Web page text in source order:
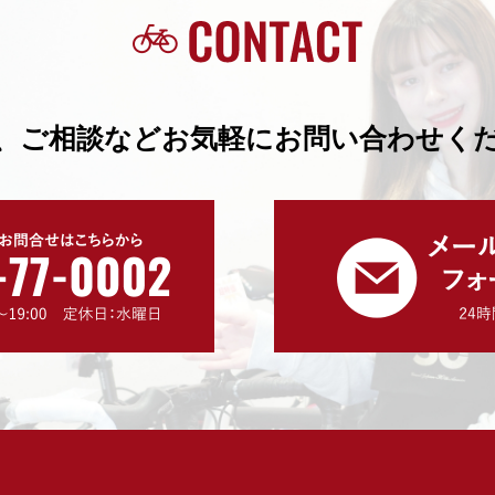
ご相談などお気軽にお問い合わせく